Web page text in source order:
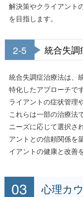
解決策やクライアント
を目指します。
2-5 統合失調
統合失調症治療法は、
特化したアプローチで
ライアントの症状管理
これらは一部の治療法
ニーズに応じて選択さ
アントとの信頼関係を
イアントの健康と改善
心理カ